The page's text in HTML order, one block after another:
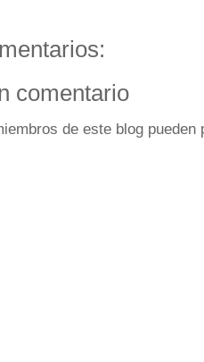
comentario
de este blog pueden